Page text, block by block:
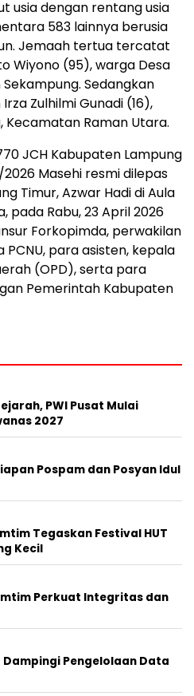
usia dengan rentang usia
583 lainnya berusia
Jemaah tertua tercatat
Wiyono (95), warga Desa
Sedangkan
Zulhilmi Gunadi (16),
Kecamatan Raman Utara.
JCH Kabupaten Lampung
Masehi resmi dilepas
Timur, Azwar Hadi di Aula
pada Rabu, 23 April 2026
Forkopimda, perwakilan
PCNU, para asisten, kepala
(OPD), serta para
Pemerintah Kabupaten
PWI Pusat Mulai
2027
Pospam dan Posyan Idul
Tegaskan Festival HUT
Kecil
Perkuat Integritas dan
Pengelolaan Data